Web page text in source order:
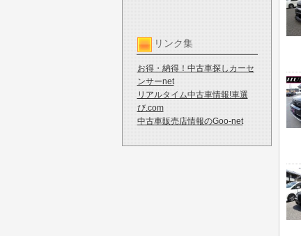
リンク集
お得・納得！中古車探しカーセ
ンサーnet
リアルタイム中古車情報!車選
び.com
中古車販売店情報のGoo-net